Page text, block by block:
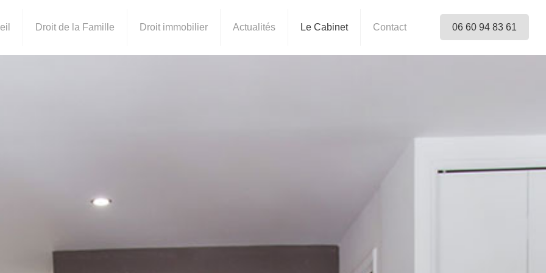
Droit de la Famille Droit immobilier Actualités Le Cabinet Contact 06 60 94 83 61